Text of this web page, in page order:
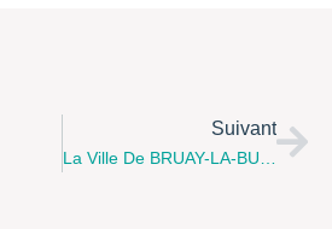
Suivant